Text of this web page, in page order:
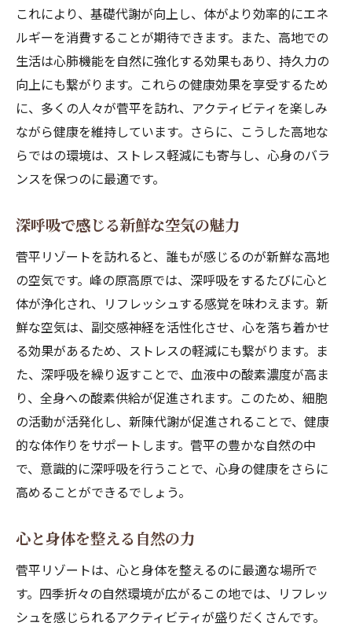
これにより、基礎代謝が向上し、体がより効率的にエネ
ルギーを消費することが期待できます。また、高地での
生活は心肺機能を自然に強化する効果もあり、持久力の
向上にも繋がります。これらの健康効果を享受するため
に、多くの人々が菅平を訪れ、アクティビティを楽しみ
ながら健康を維持しています。さらに、こうした高地な
らではの環境は、ストレス軽減にも寄与し、心身のバラ
ンスを保つのに最適です。
深呼吸で感じる新鮮な空気の魅力
菅平リゾートを訪れると、誰もが感じるのが新鮮な高地
の空気です。峰の原高原では、深呼吸をするたびに心と
体が浄化され、リフレッシュする感覚を味わえます。新
鮮な空気は、副交感神経を活性化させ、心を落ち着かせ
る効果があるため、ストレスの軽減にも繋がります。ま
た、深呼吸を繰り返すことで、血液中の酸素濃度が高ま
り、全身への酸素供給が促進されます。このため、細胞
の活動が活発化し、新陳代謝が促進されることで、健康
的な体作りをサポートします。菅平の豊かな自然の中
で、意識的に深呼吸を行うことで、心身の健康をさらに
高めることができるでしょう。
心と身体を整える自然の力
菅平リゾートは、心と身体を整えるのに最適な場所で
す。四季折々の自然環境が広がるこの地では、リフレッ
シュを感じられるアクティビティが盛りだくさんです。